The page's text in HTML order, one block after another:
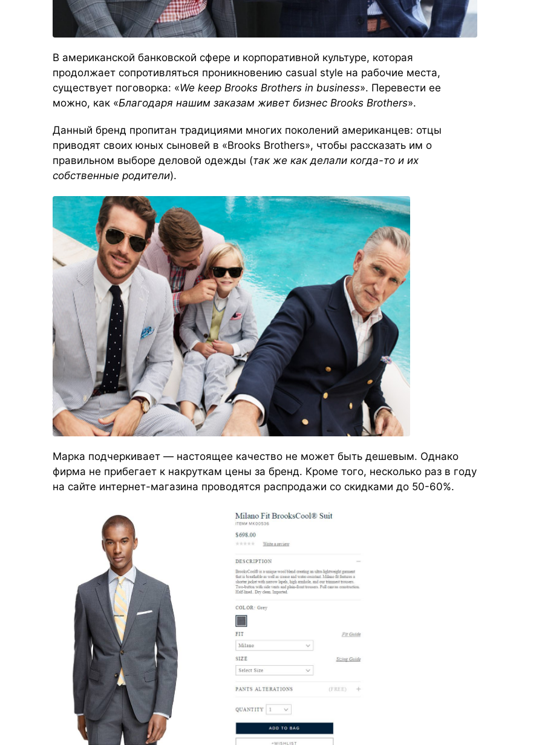
В американской банковской сфере и корпоративной культуре, которая
продолжает сопротивляться проникновению casual style на рабочие места,
существует поговорка: «We keep Brooks Brothers in business». Перевести ее
можно, как «Благодаря нашим заказам живет бизнес Brooks Brothers».
Данный бренд пропитан традициями многих поколений американцев: отцы
приводят своих юных сыновей в «Brooks Brothers», чтобы рассказать им о
правильном выборе деловой одежды (так же как делали когда-то и их
собственные родители).
Марка подчеркивает — настоящее качество не может быть дешевым. Однако
фирма не прибегает к накруткам цены за бренд. Кроме того, несколько раз в году
на сайте интернет-магазина проводятся распродажи со скидками до 50-60%.